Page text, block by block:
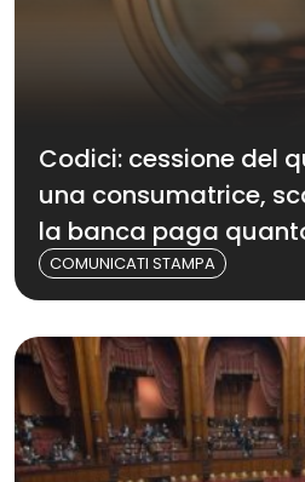
Codici: cessione del
una consumatrice,
la banca paga
COMUNICATI STAMPA